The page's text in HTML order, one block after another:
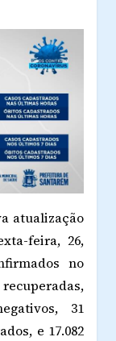
atualização
feira, 26,
no
31
e 17.082